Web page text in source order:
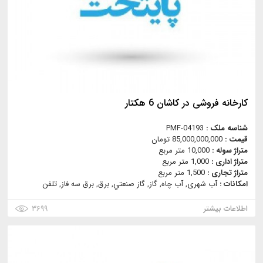
کارخانه فروشی در کاشان 6 هکتار
شناسه ملک : PMF-04193
قیمت : 85,000,000,000 تومان
متراژ سوله : 10,000 متر مربع
متراژ اداری : 1,000 متر مربع
متراژ تجاری : 1,500 متر مربع
امکانات :آب شهری, آب چاه, گاز, گاز صنعتي, برق, برق سه فاز, تلفن
اطلاعات بیشتر
۳۶۹۹